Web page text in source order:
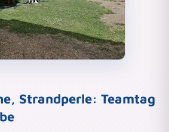
Strandperle: Teamtag